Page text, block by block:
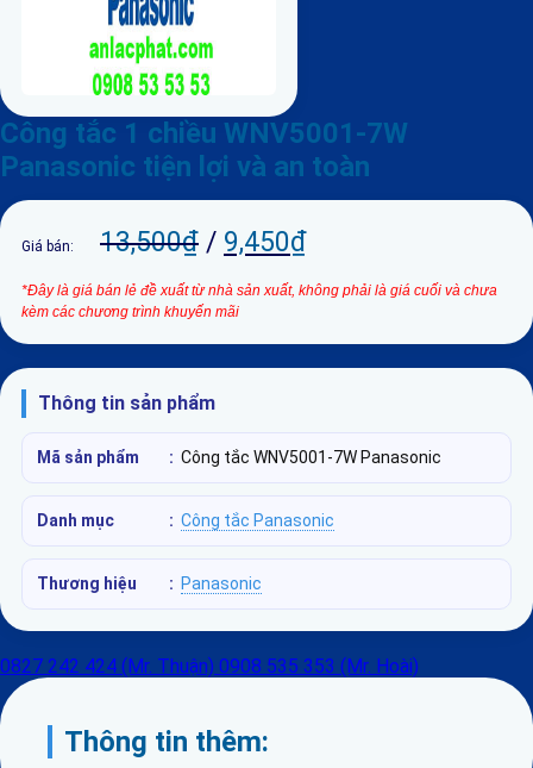
Công tắc 1 chiều WNV5001-7W
Panasonic tiện lợi và an toàn
Giá bán: 13,500₫ / 9,450₫
*Đây là giá bán lẻ đề xuất từ nhà sản xuất, không phải là giá cuối và chưa
kèm các chương trình khuyến mãi
Thông tin sản phẩm
Mã sản phẩm : Công tắc WNV5001-7W Panasonic
Danh mục : Công tắc Panasonic
Thương hiệu : Panasonic
0827 242 424 (Mr. Thuận) 0908 535 353 (Mr. Hoài)
Thông tin thêm: